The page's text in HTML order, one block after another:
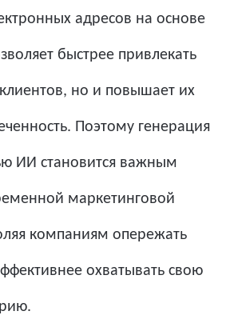
адресов на основе
быстрее привлекать
но и повышает их
Поэтому генерация
ИИ становится важным
маркетинговой
компаниям опережать
охватывать свою